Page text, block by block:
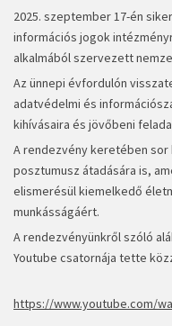
2025. szeptember 17-én
információs jogok
alkalmából szervezett
Az ünnepi évfordulón
adatvédelmi és
kihívásaira és jövőbeni
A rendezvény keretében sor
posztumusz átadására is,
elismerésül kiemelkedő
munkásságáért.
A rendezvényünkről szóló
Youtube csatornája tette
https://www.youtube.com/